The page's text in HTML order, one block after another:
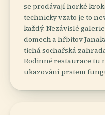
se prodávají horké
technicky vzato je to
každý. Nezávislé
domech a hřbitov
tichá sochařská
Rodinné restaurace tu
ukazování prstem